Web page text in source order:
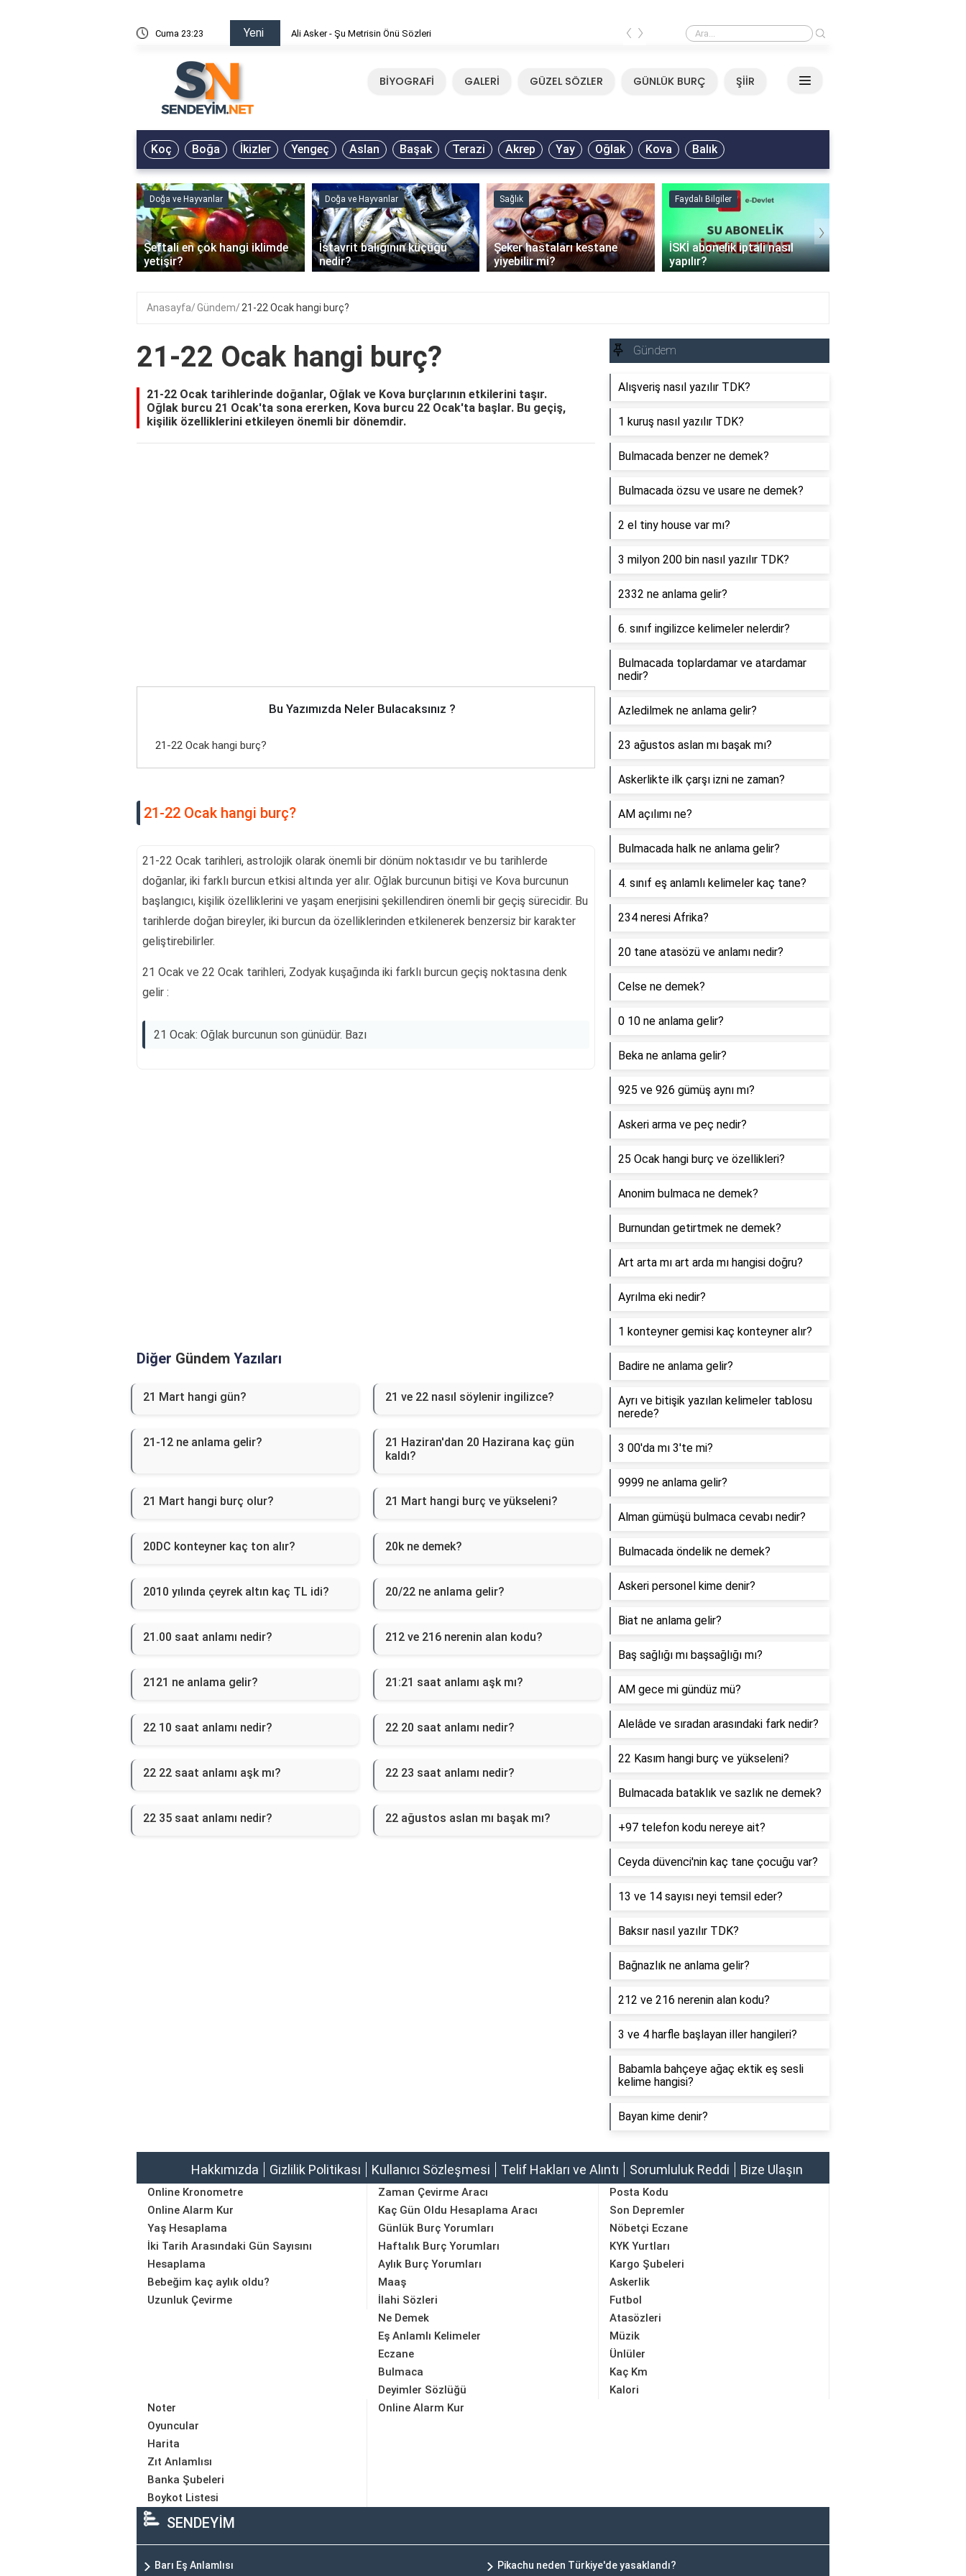
Cuma 23:23 Yeni Ali Asker - Şu Metrisin Önü Sözleri Mirkelam - Tavla Sözleri
‹ ›
BİYOGRAFİ GALERİ GÜZEL SÖZLER GÜNLÜK BURÇ ŞİİR
Koç Boğa İkizler Yengeç Aslan Başak Terazi Akrep Yay Oğlak Kova Balık
Doğa ve Hayvanlar
İstavrit balığının küçüğü
nedir?
Sağlık
Şeker hastaları kestane
yiyebilir mi?
Faydalı Bilgiler
İSKİ abonelik iptali nasıl
yapılır?
Faydalı Bilgiler
Şişme mont hangi
programda kurutulur?
‹ ›
Anasayfa Gündem 21-22 Ocak hangi burç?
21-22 Ocak hangi burç?
21-22 Ocak tarihlerinde doğanlar, Oğlak ve Kova burçlarının etkilerini taşır.
Oğlak burcu 21 Ocak'ta sona ererken, Kova burcu 22 Ocak'ta başlar. Bu geçiş,
kişilik özelliklerini etkileyen önemli bir dönemdir.
Bu Yazımızda Neler Bulacaksınız ?
21-22 Ocak hangi burç?
21-22 Ocak hangi burç?
21-22 Ocak tarihleri, astrolojik olarak önemli bir dönüm noktasıdır ve bu tarihlerde
doğanlar, iki farklı burcun etkisi altında yer alır. Oğlak burcunun bitişi ve Kova burcunun
başlangıcı, kişilik özelliklerini ve yaşam enerjisini şekillendiren önemli bir geçiş sürecidir. Bu
tarihlerde doğan bireyler, iki burcun da özelliklerinden etkilenerek benzersiz bir karakter
geliştirebilirler.
21 Ocak ve 22 Ocak tarihleri, Zodyak kuşağında iki farklı burcun geçiş noktasına denk
gelir :
21 Ocak: Oğlak burcunun son günüdür. Bazı
Diğer Gündem Yazıları
21 Mart hangi gün? 21 ve 22 nasıl söylenir ingilizce?
21-12 ne anlama gelir?
21 Haziran'dan 20 Hazirana kaç gün
kaldı?
21 Mart hangi burç olur? 21 Mart hangi burç ve yükseleni?
20DC konteyner kaç ton alır? 20k ne demek?
2010 yılında çeyrek altın kaç TL idi? 20/22 ne anlama gelir?
21.00 saat anlamı nedir? 212 ve 216 nerenin alan kodu?
2121 ne anlama gelir? 21:21 saat anlamı aşk mı?
22 10 saat anlamı nedir? 22 20 saat anlamı nedir?
22 22 saat anlamı aşk mı? 22 23 saat anlamı nedir?
22 35 saat anlamı nedir? 22 ağustos aslan mı başak mı?
Gündem
Alışveriş nasıl yazılır TDK?
1 kuruş nasıl yazılır TDK?
Bulmacada benzer ne demek?
Bulmacada özsu ve usare ne demek?
2 el tiny house var mı?
3 milyon 200 bin nasıl yazılır TDK?
2332 ne anlama gelir?
6. sınıf ingilizce kelimeler nelerdir?
Bulmacada toplardamar ve atardamar
nedir?
Azledilmek ne anlama gelir?
23 ağustos aslan mı başak mı?
Askerlikte ilk çarşı izni ne zaman?
AM açılımı ne?
Bulmacada halk ne anlama gelir?
4. sınıf eş anlamlı kelimeler kaç tane?
234 neresi Afrika?
20 tane atasözü ve anlamı nedir?
Celse ne demek?
0 10 ne anlama gelir?
Beka ne anlama gelir?
925 ve 926 gümüş aynı mı?
Askeri arma ve peç nedir?
25 Ocak hangi burç ve özellikleri?
Anonim bulmaca ne demek?
Burnundan getirtmek ne demek?
Art arta mı art arda mı hangisi doğru?
Ayrılma eki nedir?
1 konteyner gemisi kaç konteyner alır?
Badire ne anlama gelir?
Ayrı ve bitişik yazılan kelimeler tablosu
nerede?
3 00'da mı 3'te mi?
9999 ne anlama gelir?
Alman gümüşü bulmaca cevabı nedir?
Bulmacada öndelik ne demek?
Askeri personel kime denir?
Biat ne anlama gelir?
Baş sağlığı mı başsağlığı mı?
AM gece mi gündüz mü?
Alelâde ve sıradan arasındaki fark nedir?
22 Kasım hangi burç ve yükseleni?
Bulmacada bataklık ve sazlık ne demek?
+97 telefon kodu nereye ait?
Ceyda düvenci'nin kaç tane çocuğu var?
13 ve 14 sayısı neyi temsil eder?
Baksır nasıl yazılır TDK?
Bağnazlık ne anlama gelir?
212 ve 216 nerenin alan kodu?
3 ve 4 harfle başlayan iller hangileri?
Babamla bahçeye ağaç ektik eş sesli
kelime hangisi?
Bayan kime denir?
Hakkımızda Gizlilik Politikası Kullanıcı Sözleşmesi Telif Hakları ve Alıntı Sorumluluk Reddi Bize Ulaşın
Online Kronometre
Online Alarm Kur
Yaş Hesaplama
İki Tarih Arasındaki Gün Sayısını
Hesaplama
Bebeğim kaç aylık oldu?
Uzunluk Çevirme
Zaman Çevirme Aracı
Kaç Gün Oldu Hesaplama Aracı
Günlük Burç Yorumları
Haftalık Burç Yorumları
Aylık Burç Yorumları
Maaş
Posta Kodu
Son Depremler
Nöbetçi Eczane
KYK Yurtları
Kargo Şubeleri
Askerlik
İlahi Sözleri
Ne Demek
Eş Anlamlı Kelimeler
Eczane
Bulmaca
Deyimler Sözlüğü
Futbol
Atasözleri
Müzik
Ünlüler
Kaç Km
Kalori
Noter
Oyuncular
Harita
Zıt Anlamlısı
Banka Şubeleri
Boykot Listesi
Online Alarm Kur
SENDEYİM
Barı Eş Anlamlısı Pikachu neden Türkiye'de yasaklandı?